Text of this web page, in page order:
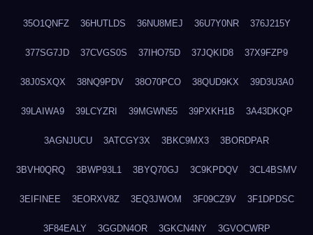
35O1QNFZ 36HUTLDS 36NU8MEJ 36U7Y0NR 376J215Y
377SG7JD 37CVGS0S 37IHO75D 37JQKID8 37X9FZP9
38J0SXQX 38NQ9PDV 38O70PCO 38QUD9KX 39D3U3A0
39LAIWA9 39LCYZRI 39MGWN55 39PXKH1B 3A43DKQP
3AGNJUCU 3ATCGY3X 3BKC9MX3 3BORDPAR
3BVH0QRQ 3BWP93L1 3BYQ70GJ 3C9KPDQV 3CL4BSMV
3EIFINEE 3EORXV8Z 3EQ3JWOM 3F09CZ9V 3F1DPDSC
3F84EALY 3GGDN4OR 3GKCN4NY 3GVOCWRP